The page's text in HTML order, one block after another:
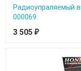
Радиоупраляемый
000069
3 505 ₽